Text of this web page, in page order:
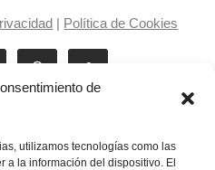
de
utilizamos tecnologías como las
a la información del dispositivo. El
| Política de Cookies